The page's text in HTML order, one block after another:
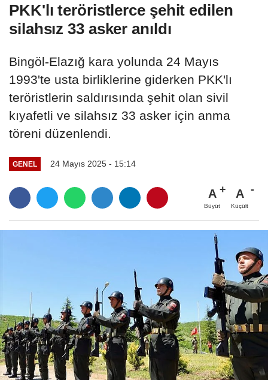
PKK'lı teröristlerce şehit edilen
silahsız 33 asker anıldı
Bingöl-Elazığ kara yolunda 24 Mayıs
1993'te usta birliklerine giderken PKK'lı
teröristlerin saldırısında şehit olan sivil
kıyafetli ve silahsız 33 asker için anma
töreni düzenlendi.
GENEL 24 Mayıs 2025 - 15:14
A
Büyüt
A
Küçült